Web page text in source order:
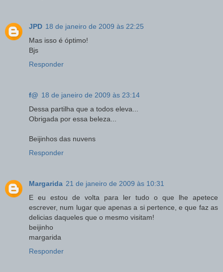
JPD 18 de janeiro de 2009 às 22:25
Mas isso é óptimo!
Bjs
Responder
f@ 18 de janeiro de 2009 às 23:14
Dessa partilha que a todos eleva...
Obrigada por essa beleza...
Beijinhos das nuvens
Responder
Margarida 21 de janeiro de 2009 às 10:31
E eu estou de volta para ler tudo o que lhe apetece
escrever, num lugar que apenas a si pertence, e que faz as
delicias daqueles que o mesmo visitam!
beijinho
margarida
Responder